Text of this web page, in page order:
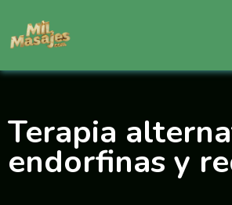
contenido
Terapia
endorfinas y